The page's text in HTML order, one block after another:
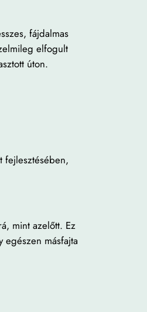
fájdalmas
elfogult
úton.
fejlesztésében,
mint azelőtt. Ez
másfajta